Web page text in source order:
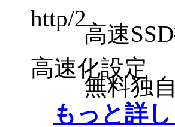
http/2
高速
高速化設定
無料独
もっと詳し